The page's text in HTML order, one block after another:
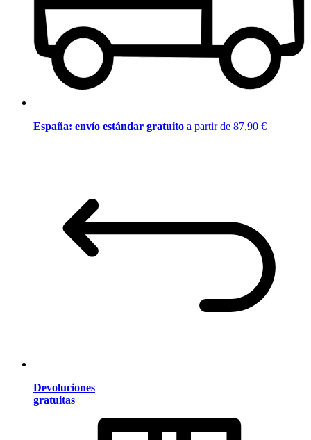
España: envío estándar gratuito a partir de 87,90 €
Devoluciones
gratuitas